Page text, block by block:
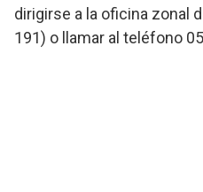
dirigirse a la oficina zonal
191) o llamar al teléfono